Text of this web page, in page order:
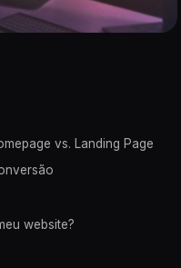
vs. Landing Page
website?